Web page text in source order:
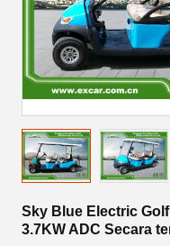
Sky Blue Electric
3.7KW ADC Secara